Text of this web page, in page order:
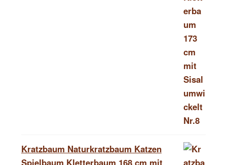
Kratzbaum Naturkratzbaum Katzen
Spielbaum Kletterbaum 168 cm mit